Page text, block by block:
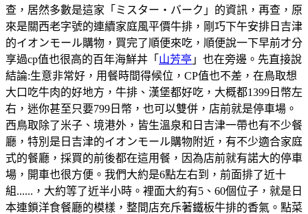
查，居然多數是這家「ミスター・バーク」的資訊，再查，原
來是關西老字號的連續家庭風平價牛排，剛巧下午安排日吉津
的イオンモール購物，買完了順便來吃，順便說一下早前才分
享過cp值也很高的百年海鮮丼「 山芳亭 」也在旁邊。先直接說
結論:生意非常好，用餐時間得候位，CP值也不差，在鳥取想
大口吃牛肉的好地方，牛排、漢堡都好吃，大概都1399日幣左
右，迷你甚至只要799日幣，也可以雙併，店前就是停車場。
西鳥取除了米子、境港外，皆生溫泉和日吉津一帶也有不少餐
廳，特別是日吉津的イオンモール購物附近，有不少適合家庭
式的餐廳，採買的前後都在這用餐，因為店前就有諾大的停車
場，開車也很方便。我們大約是6點左右到，前面排了近十
組......，大約等了近半小時。裡面大約有5、60個位子，就是日
本連鎖洋食餐廳的模樣，整間店充斥著鐵板牛排的香氣。點菜